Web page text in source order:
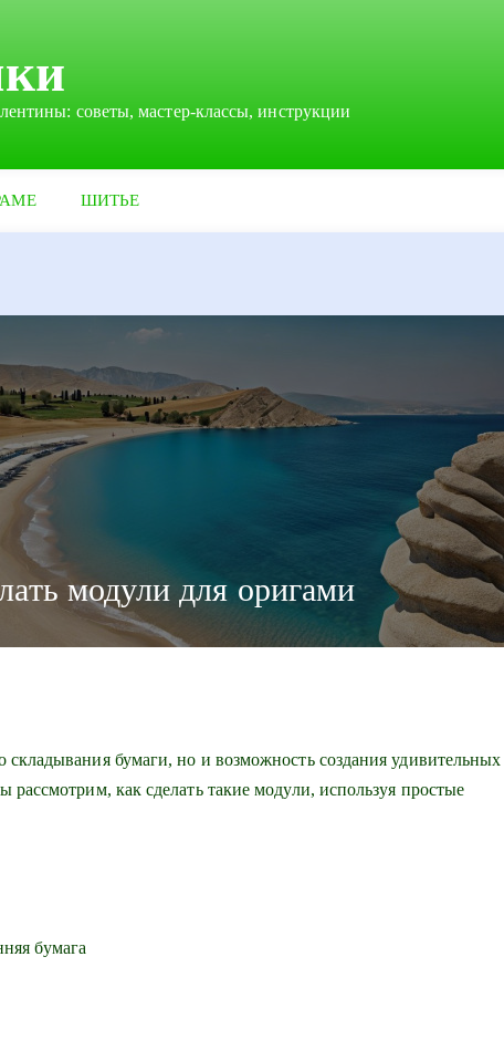
советы, мастер-классы, инструкции
ШИТЬЕ
модули для оригами
складывания бумаги, но и возможность создания удивительных
рассмотрим, как сделать такие модули, используя простые
бумага